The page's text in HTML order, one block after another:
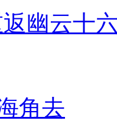
幽云十
角去